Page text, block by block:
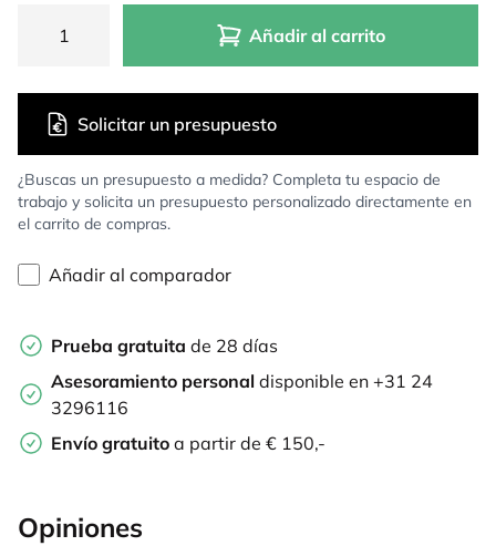
Añadir al carrito
¿Buscas un presupuesto a medida? Completa tu espacio de
trabajo y solicita un presupuesto personalizado directamente en
el carrito de compras.
Solicitar un presupuesto
Añadir al comparador
Prueba gratuita de 28 días
Asesoramiento personal disponible en +31 24
3296116
Envío gratuito a partir de € 150,-
Opiniones